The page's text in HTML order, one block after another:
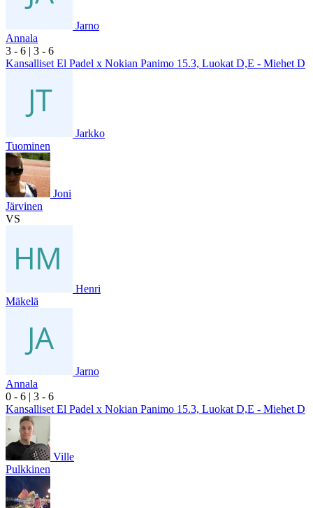
Jarno
Annala
3 - 6 | 3 - 6
Kansalliset El Padel x Nokian Panimo 15.3, Luokat D,E - Miehet D
Jarkko
Tuominen
Joni
Järvinen
VS
Henri
Mäkelä
Jarno
Annala
0 - 6 | 3 - 6
Kansalliset El Padel x Nokian Panimo 15.3, Luokat D,E - Miehet D
Ville
Pulkkinen